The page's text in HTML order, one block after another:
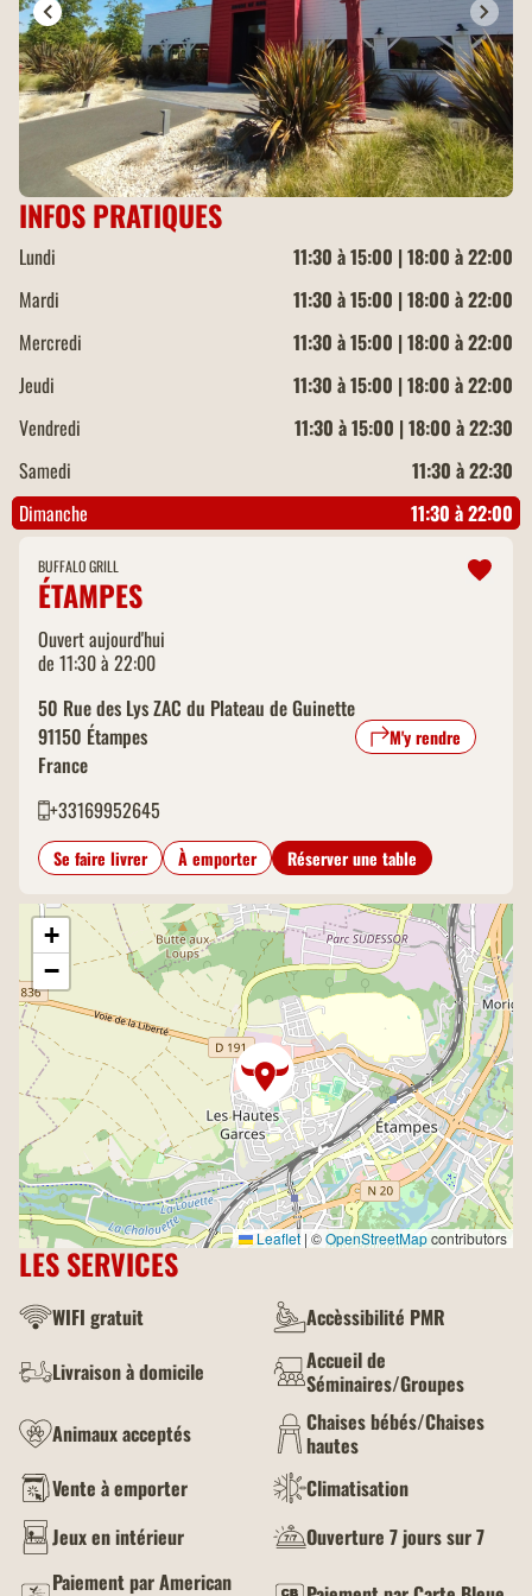
INFOS PRATIQUES
Lundi
11:30 à 15:00 | 18:00 à 22:00
Mardi
11:30 à 15:00 | 18:00 à 22:00
Mercredi
11:30 à 15:00 | 18:00 à 22:00
Jeudi
11:30 à 15:00 | 18:00 à 22:00
Vendredi
11:30 à 15:00 | 18:00 à 22:30
Samedi
11:30 à 22:30
Dimanche
11:30 à 22:00
BUFFALO GRILL
ÉTAMPES
Ouvert aujourd'hui
de 11:30 à 22:00
50 Rue des Lys ZAC du Plateau de Guinette
91150 Étampes
France
M'y rendre
+33169952645
Se faire livrer À emporter Réserver une table
+
−
Leaflet | ©OpenStreetMapcontributors
LES SERVICES
WIFI gratuit
Accèssibilité PMR
Livraison à domicile
Accueil de
Séminaires/Groupes
Animaux acceptés
Chaises bébés/Chaises
hautes
Vente à emporter
Climatisation
Jeux en intérieur
Ouverture 7 jours sur 7
Paiement par American